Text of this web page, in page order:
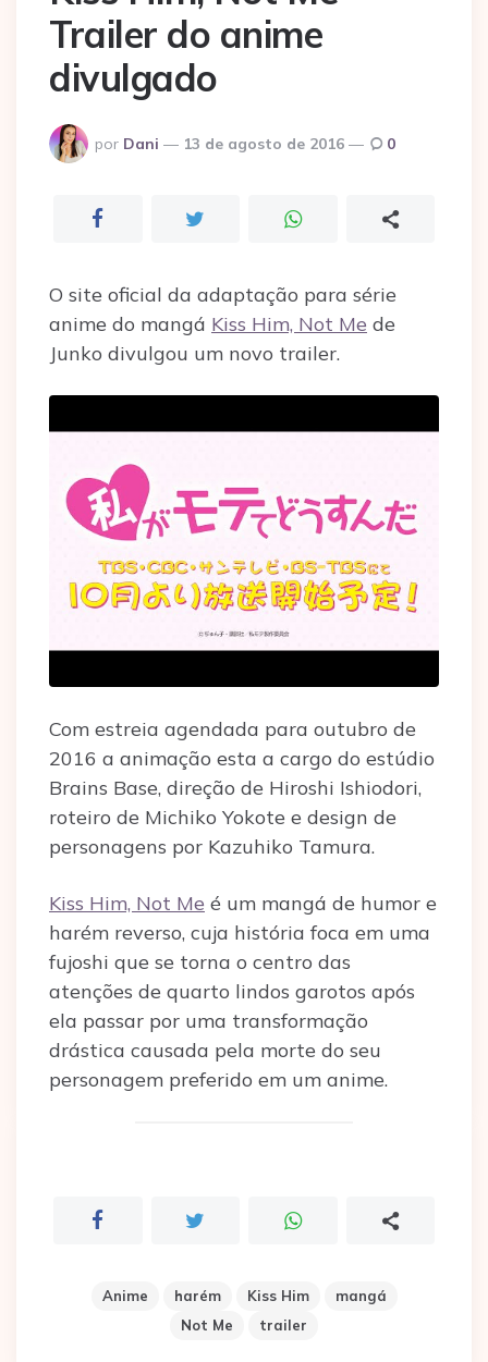
Trailer do anime
divulgado
Postado
por
por Dani 13 de agosto de 2016 0
O site oficial da adaptação para série
anime do mangá Kiss Him, Not Me de
Junko divulgou um novo trailer.
Com estreia agendada para outubro de
2016 a animação esta a cargo do estúdio
Brains Base, direção de Hiroshi Ishiodori,
roteiro de Michiko Yokote e design de
personagens por Kazuhiko Tamura.
Kiss Him, Not Me é um mangá de humor e
harém reverso, cuja história foca em uma
fujoshi que se torna o centro das
atenções de quarto lindos garotos após
ela passar por uma transformação
drástica causada pela morte do seu
personagem preferido em um anime.
Anime harém Kiss Him
mangá
Not Me
trailer